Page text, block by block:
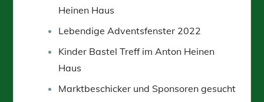
Heinen Haus
Lebendige Adventsfenster 2022
Kinder Bastel Treff im Anton Heinen
Haus
Marktbeschicker und Sponsoren gesucht